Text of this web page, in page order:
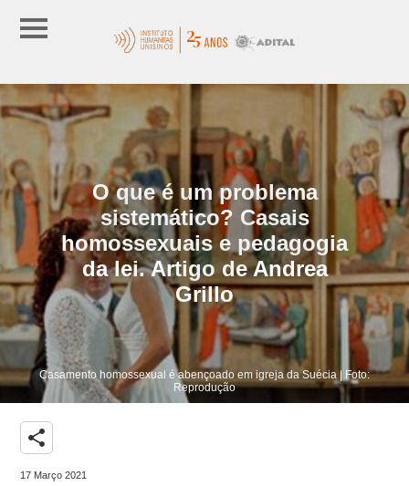
O que é um problema
sistemático? Casais
homossexuais e pedagogia
da lei. Artigo de Andrea
Grillo
Casamento homossexual é abençoado em igreja da Suécia | Foto:
Reprodução
share
17 Março 2021